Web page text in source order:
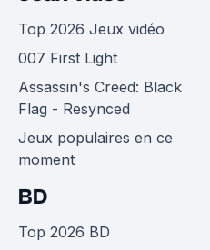
Top 2026 Jeux vidéo
007 First Light
Assassin's Creed: Black
Flag - Resynced
Jeux populaires en ce
moment
BD
Top 2026 BD